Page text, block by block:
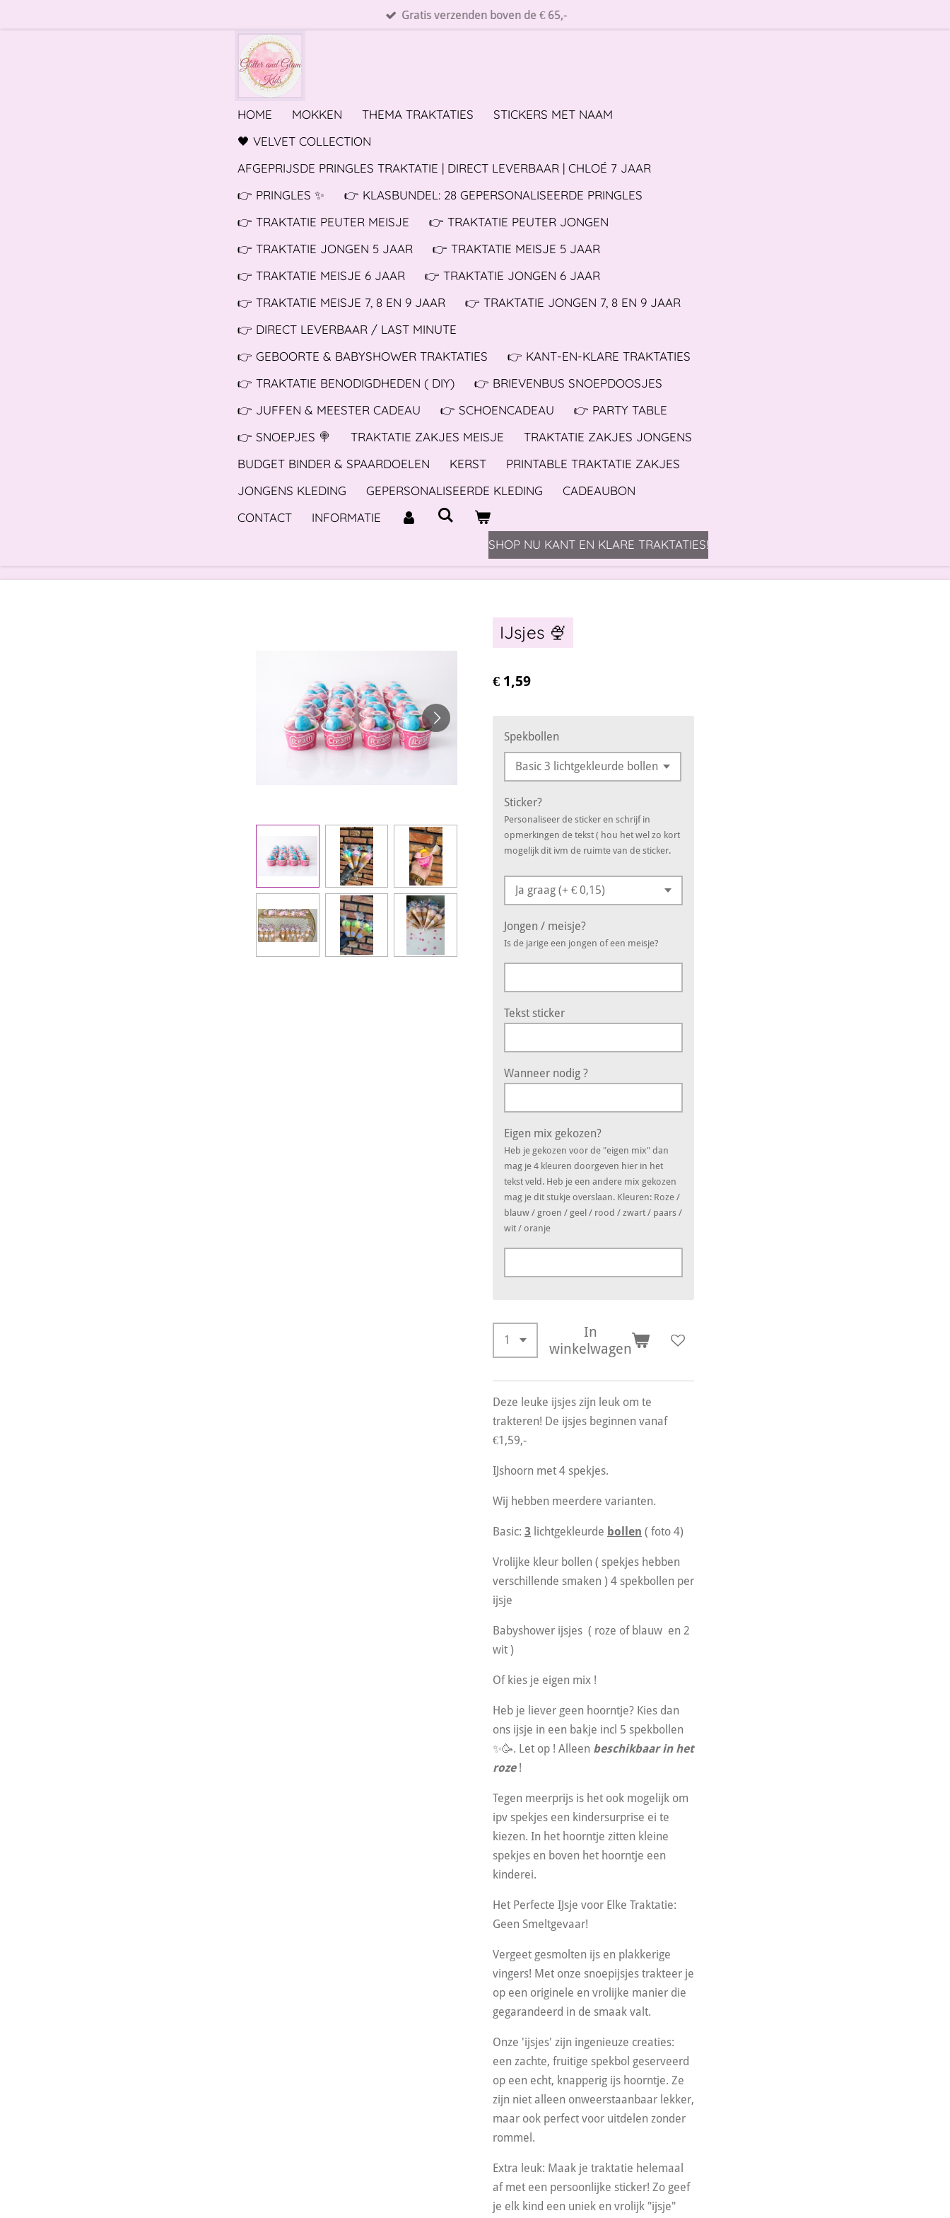
Gratis verzenden boven de € 65,-
HOME MOKKEN THEMA TRAKTATIES
STICKERS MET NAAM
🖤 VELVET COLLECTION
AFGEPRIJSDE PRINGLES TRAKTATIE | DIRECT LEVERBAAR | CHLOÉ 7 JAAR
👉 PRINGLES ✨️
👉 KLASBUNDEL: 28 GEPERSONALISEERDE PRINGLES
👉 TRAKTATIE PEUTER MEISJE
👉 TRAKTATIE PEUTER JONGEN
👉 TRAKTATIE JONGEN 5 JAAR
👉 TRAKTATIE MEISJE 5 JAAR
👉 TRAKTATIE MEISJE 6 JAAR
👉 TRAKTATIE JONGEN 6 JAAR
👉 TRAKTATIE MEISJE 7, 8 EN 9 JAAR
👉 TRAKTATIE JONGEN 7, 8 EN 9 JAAR
👉 DIRECT LEVERBAAR / LAST MINUTE
👉 GEBOORTE & BABYSHOWER TRAKTATIES
👉 KANT-EN-KLARE TRAKTATIES
👉 TRAKTATIE BENODIGDHEDEN ( DIY)
👉 BRIEVENBUS SNOEPDOOSJES
👉 JUFFEN & MEESTER CADEAU
👉 SCHOENCADEAU
👉 PARTY TABLE
👉 SNOEPJES 🍭
TRAKTATIE ZAKJES MEISJE
TRAKTATIE ZAKJES JONGENS
BUDGET BINDER & SPAARDOELEN
KERST
PRINTABLE TRAKTATIE ZAKJES
JONGENS KLEDING
GEPERSONALISEERDE KLEDING
CADEAUBON
CONTACT
INFORMATIE
SHOP NU KANT EN KLARE TRAKTATIES!
IJsjes 🍨
€ 1,59
Spekbollen
Sticker?
Personaliseer de sticker en schrijf in
opmerkingen de tekst ( hou het wel zo kort
mogelijk dit ivm de ruimte van de sticker.
Jongen / meisje?
Is de jarige een jongen of een meisje?
Tekst sticker
Wanneer nodig ?
Eigen mix gekozen?
Heb je gekozen voor de "eigen mix" dan
mag je 4 kleuren doorgeven hier in het
tekst veld. Heb je een andere mix gekozen
mag je dit stukje overslaan. Kleuren: Roze /
blauw / groen / geel / rood / zwart / paars /
wit / oranje
In
winkelwagen
Deze leuke ijsjes zijn leuk om te
trakteren! De ijsjes beginnen vanaf
€1,59,-
IJshoorn met 4 spekjes.
Wij hebben meerdere varianten.
Basic: 3 lichtgekleurde bollen ( foto 4)
Vrolijke kleur bollen ( spekjes hebben
verschillende smaken ) 4 spekbollen per
ijsje
Babyshower ijsjes ( roze of blauw en 2
wit )
Of kies je eigen mix !
Heb je liever geen hoorntje? Kies dan
ons ijsje in een bakje incl 5 spekbollen
✨️🥳. Let op ! Alleen beschikbaar in het
roze!
Tegen meerprijs is het ook mogelijk om
ipv spekjes een kindersurprise ei te
kiezen. In het hoorntje zitten kleine
spekjes en boven het hoorntje een
kinderei.
Het Perfecte IJsje voor Elke Traktatie:
Geen Smeltgevaar!
Vergeet gesmolten ijs en plakkerige
vingers! Met onze snoepijsjes trakteer je
op een originele en vrolijke manier die
gegarandeerd in de smaak valt.
Onze 'ijsjes' zijn ingenieuze creaties:
een zachte, fruitige spekbol geserveerd
op een echt, knapperig ijs hoorntje. Ze
zijn niet alleen onweerstaanbaar lekker,
maar ook perfect voor uitdelen zonder
rommel.
Extra leuk: Maak je traktatie helemaal
af met een persoonlijke sticker! Zo geef
je elk kind een uniek en vrolijk "ijsje"